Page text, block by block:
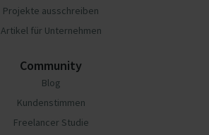
Projekte ausschreiben
Artikel für Unternehmen
Community
Blog
Kundenstimmen
Freelancer Studie